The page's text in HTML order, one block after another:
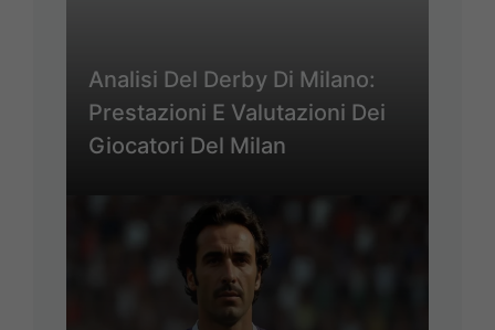
Analisi Del Derby Di Milano:
Prestazioni E Valutazioni Dei
Giocatori Del Milan